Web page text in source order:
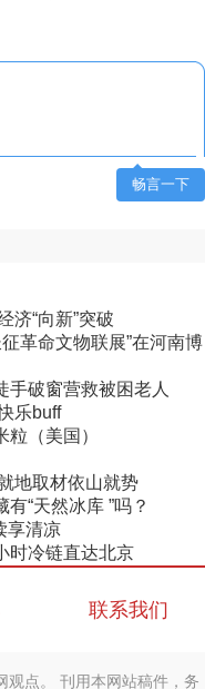
畅言一下
济“向新”突破
革命文物联展”在河南博
手破窗营救被困老人
乐buff
（美国）
地取材依山就势
“天然冰库 ”吗？
享清凉
时冷链直达北京
联系我们
观点。 刊用本网站稿件，务